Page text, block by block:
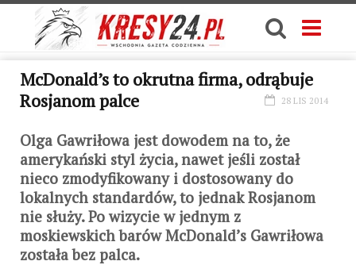
McDonald’s to okrutna firma, odrąbuje
Rosjanom palce
28 LIS 2014
Olga Gawriłowa jest dowodem na to, że
amerykański styl życia, nawet jeśli został
nieco zmodyfikowany i dostosowany do
lokalnych standardów, to jednak Rosjanom
nie służy. Po wizycie w jednym z
moskiewskich barów McDonald’s Gawriłowa
została bez palca.